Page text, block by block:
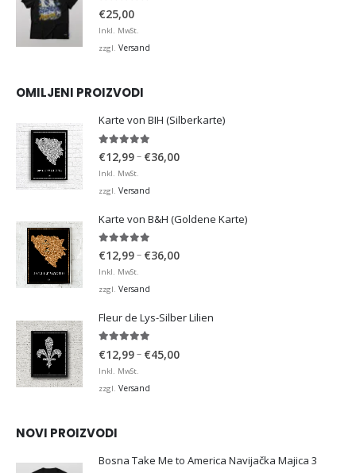
0 von 5
€25,00
Inkl. MwSt.
zzgl. Versand
OMILJENI PROIZVODI
Karte von BIH (Silberkarte)
€12,99– €36,00Preisspanne:
Inkl. MwSt.
zzgl. Versand
Karte von B&H (Goldene Karte)
4.98von 5
€12,99– €36,00Preisspanne:
Inkl. MwSt.
zzgl. Versand
Fleur de Lys-Silber Lilien
€12,99– €45,00Preisspanne:
Inkl. MwSt.
zzgl. Versand
NOVI PROIZVODI
Bosna Take Me to America Navijačka Majica 3